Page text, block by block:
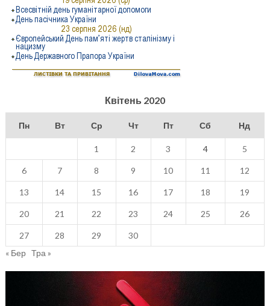
Квітень 2020
Пн Вт Ср Чт Пт Сб Нд
1 2 3 4 5
6 7 8 9 10 11 12
13 14 15 16 17 18 19
20 21 22 23 24 25 26
27 28 29
30
« Бер Тра »